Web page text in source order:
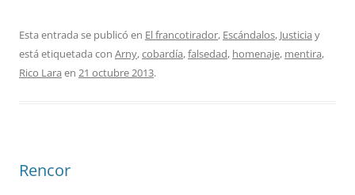
Esta entrada se publicó en El francotirador, Escándalos, Justicia y
está etiquetada con Arny,cobardía,falsedad, homenaje, mentira,
Rico Lara en 21 octubre 2013.
Rencor